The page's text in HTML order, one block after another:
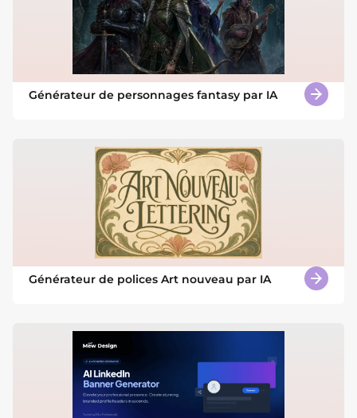
Générateur de personnages fantasy par IA
Générateur de polices Art nouveau par IA